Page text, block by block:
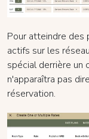
Pour atteindre des
actifs sur les
spécial derrière un
n'apparaîtra pas
réservation.